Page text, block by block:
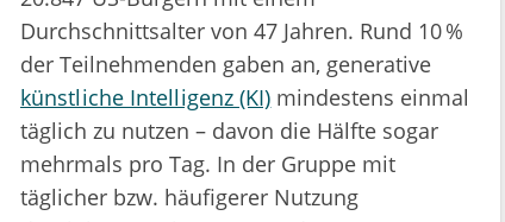
Durchschnittsalter von 47 Jahren. Rund 10 %
der Teilnehmenden gaben an, generative
künstliche Intelligenz (KI) mindestens einmal
täglich zu nutzen – davon die Hälfte sogar
mehrmals pro Tag. In der Gruppe mit
täglicher bzw. häufigerer Nutzung